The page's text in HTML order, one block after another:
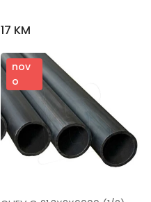
17 KM
nov
o